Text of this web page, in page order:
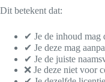
Dit betekent dat:
✔ Je de inhoud mag
✔ Je deze mag
✔ Je de juiste
❌ Je deze niet voor